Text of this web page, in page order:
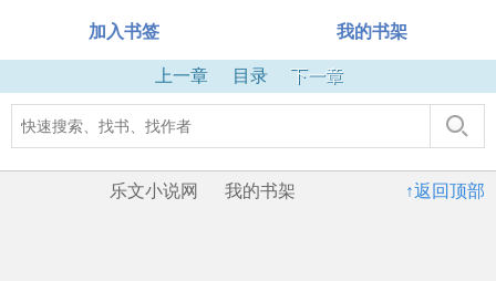
加入书签 我的书架
上一章 目录 下一章
↑返回顶部
乐文小说网 我的书架